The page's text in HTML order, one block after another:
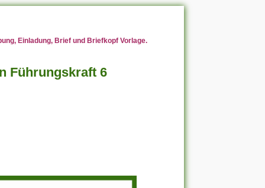
Einladung, Brief und Briefkopf Vorlage.
Führungskraft 6